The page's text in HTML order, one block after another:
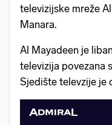
televizijske mreže
Manara.
Al Mayadeen je
televizija povezana
Sjedište televzije je